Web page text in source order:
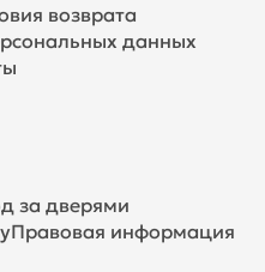
возврата
данных
за дверями
Правовая информация